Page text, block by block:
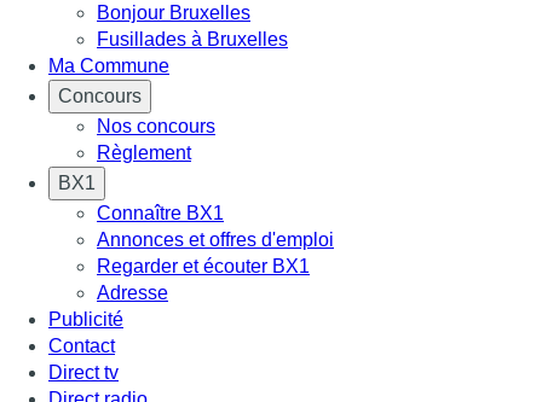
Bonjour Bruxelles
Fusillades à Bruxelles
Ma Commune
Concours
Nos concours
Règlement
BX1
Connaître BX1
Annonces et offres d'emploi
Regarder et écouter BX1
Adresse
Publicité
Contact
Direct tv